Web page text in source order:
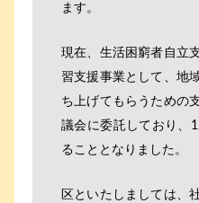
ます。
現在、生活困窮者自立
習支援事業として、地
ち上げてもらうための
議会に委託しており、
ることとなりました。
区といたしましては、